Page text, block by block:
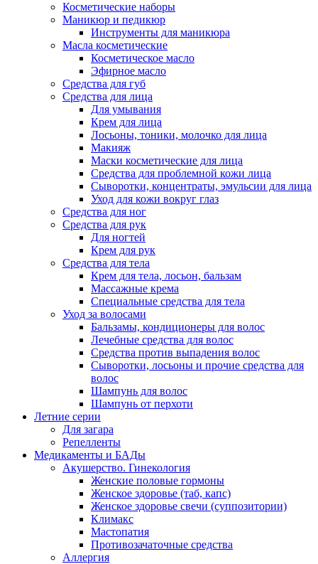
Косметические наборы
Маникюр и педикюр
Инструменты для маникюра
Масла косметические
Косметическое масло
Эфирное масло
Средства для губ
Средства для лица
Для умывания
Крем для лица
Лосьоны, тоники, молочко для лица
Макияж
Маски косметические для лица
Средства для проблемной кожи лица
Сыворотки, концентраты, эмульсии для лица
Уход для кожи вокруг глаз
Средства для ног
Средства для рук
Для ногтей
Крем для рук
Средства для тела
Крем для тела, лосьон, бальзам
Массажные крема
Специальные средства для тела
Уход за волосами
Бальзамы, кондиционеры для волос
Лечебные средства для волос
Средства против выпадения волос
Сыворотки, лосьоны и прочие средства для
волос
Шампунь для волос
Шампунь от перхоти
Летние серии
Для загара
Репелленты
Медикаменты и БАДы
Акушерство. Гинекология
Женские половые гормоны
Женское здоровье (таб, капс)
Женское здоровье свечи (суппозитории)
Климакс
Мастопатия
Противозачаточные средства
Аллергия